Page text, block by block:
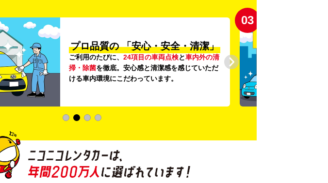
プロ品質の 「安心・安全・清潔」
ご利用のたびに、 24項目の車両点検と車内外の清
掃・除菌を徹底。安心感と清潔感を感じていただ
ける車内環境にこだわっています。
03